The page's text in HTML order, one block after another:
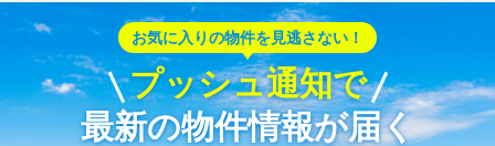
お気に入りの物件を見逃さない！
プッシュ通知で
最新の物件情報が届く